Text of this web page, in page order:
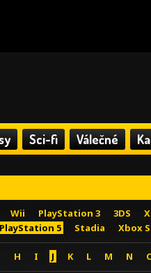
Sci-fi Válečné
Wii PlayStation 3 3DS
PlayStation 5 Stadia Xbox
H I J K L M N